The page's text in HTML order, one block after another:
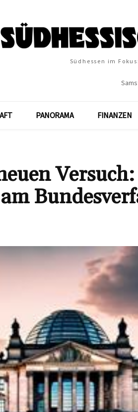
Südhessen im
PANORAMA FINANZEN